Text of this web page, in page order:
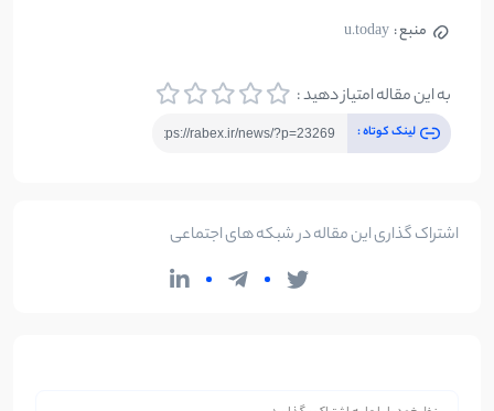
منبع : u.today
به این مقاله امتیاز دهید :
لینک کوتاه :
اشتراک گذاری این مقاله در شبکه های اجتماعی